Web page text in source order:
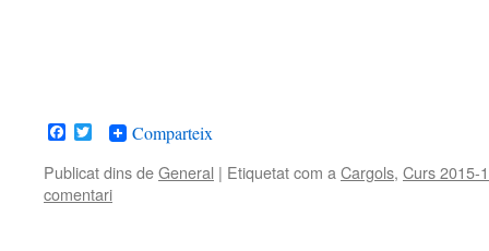
Facebook
TwitterComparteix
Publicat dins deGeneral | Etiquetat com a Cargols, Curs 2015-
comentari